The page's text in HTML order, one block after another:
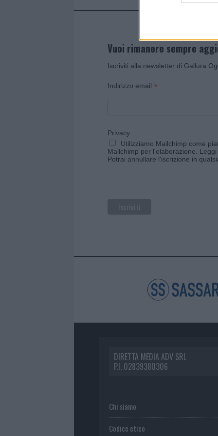
Vuoi rimanere sempre
Iscriviti alla newsletter di Gallura
Indirizzo email *
Privacy
Utilizziamo Mailchimp come
Mailchimp per l'elaborazione.
Potrai annullare l'iscrizione in
DIRETTA MEDIA ADV SRL
P.I. 02839380306
Chi siamo
Codice etico